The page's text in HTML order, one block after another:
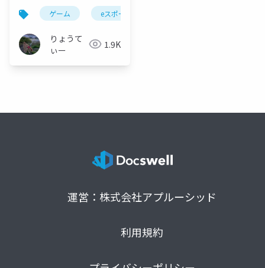
ゲーム eスポーツ
りょうて
ぃー
1.9K
運営：株式会社アプルーシッド
利用規約